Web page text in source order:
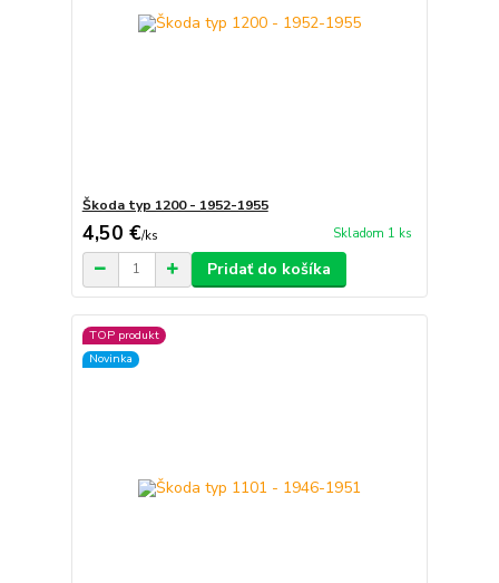
Škoda typ 1200 - 1952-1955
4,50 €/ks Skladom 1 ks
Pridať do košíka
TOP produkt
Novinka